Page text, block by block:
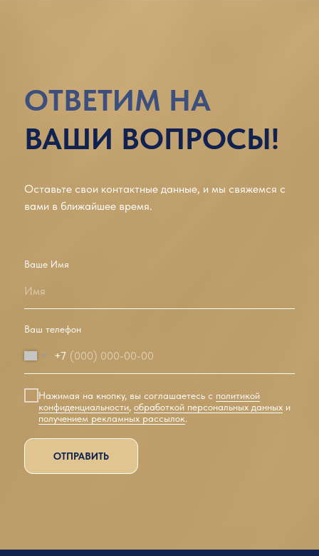
ОТВЕТИМ НА
ВАШИ ВОПРОСЫ!
Оставьте свои контактные данные, и мы свяжемся с
вами в ближайшее время.
Ваше Имя
Имя
Ваш телефон
+7
Нажимая на кнопку, вы соглашаетесь с политикой
конфиденциальности, обработкой персональных данных и
получением рекламных рассылок.
ОТПРАВИТЬ